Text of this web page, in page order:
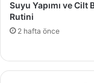
Suyu Yapımı ve Cilt
Rutini
2 hafta önce